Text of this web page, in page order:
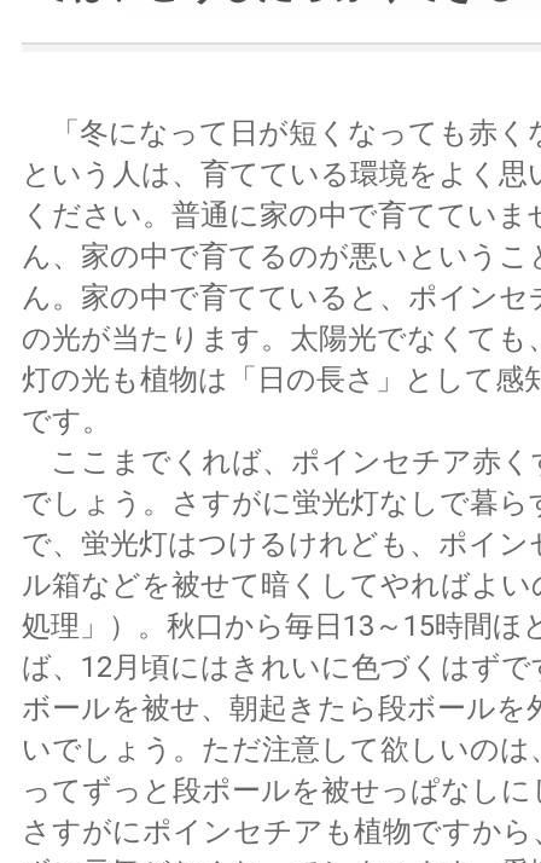
「冬になって日が短くなっても赤く
という人は、育てている環境をよく思
ください。普通に家の中で育てていま
ん、家の中で育てるのが悪いという
ん。家の中で育てていると、ポインセ
の光が当たります。太陽光でなくても
灯の光も植物は「日の長さ」として感
です。
ここまでくれば、ポインセチア赤く
でしょう。さすがに蛍光灯なしで暮ら
で、蛍光灯はつけるけれども、ポイン
ル箱などを被せて暗くしてやればよい
処理」）。秋口から毎日13～15時間ほ
ば、12月頃にはきれいに色づくはずで
ボールを被せ、朝起きたら段ボールを
いでしょう。ただ注意して欲しいのは
ってずっと段ポールを被せっぱなし
さすがにポインセチアも植物ですか